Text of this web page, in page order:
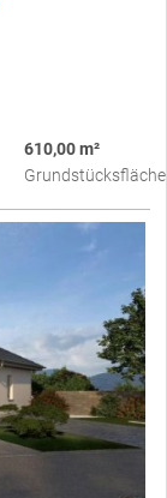
610,00 m²
Grundstücksfläche